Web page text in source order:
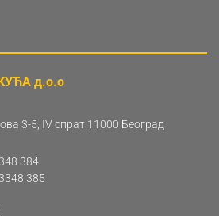
д.о.о
3-5, IV спрат 11000 Београд
384
385